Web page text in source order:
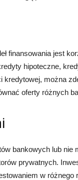
finansowania jest
hipoteczne,
kredytowej, można
oferty różnych
bankowych lub
prywatnych.
w